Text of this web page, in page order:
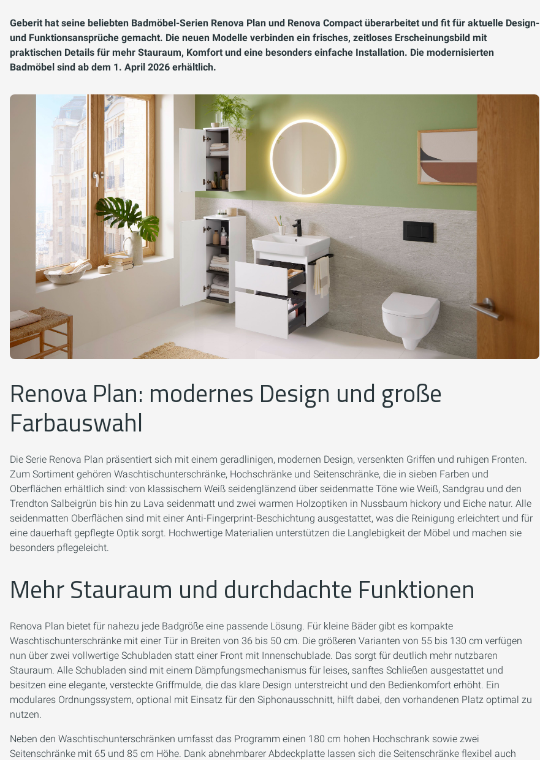
Geberit hat seine beliebten Badmöbel-Serien Renova Plan und Renova Compact überarbeitet und fit für aktuelle Design-
und Funktionsansprüche gemacht. Die neuen Modelle verbinden ein frisches, zeitloses Erscheinungsbild mit
praktischen Details für mehr Stauraum, Komfort und eine besonders einfache Installation. Die modernisierten
Badmöbel sind ab dem 1. April 2026 erhältlich.
Renova Plan: modernes Design und große
Farbauswahl
Die Serie Renova Plan präsentiert sich mit einem geradlinigen, modernen Design, versenkten Griffen und ruhigen Fronten.
Zum Sortiment gehören Waschtischunterschränke, Hochschränke und Seitenschränke, die in sieben Farben und
Oberflächen erhältlich sind: von klassischem Weiß seidenglänzend über seidenmatte Töne wie Weiß, Sandgrau und den
Trendton Salbeigrün bis hin zu Lava seidenmatt und zwei warmen Holzoptiken in Nussbaum hickory und Eiche natur. Alle
seidenmatten Oberflächen sind mit einer Anti-Fingerprint-Beschichtung ausgestattet, was die Reinigung erleichtert und für
eine dauerhaft gepflegte Optik sorgt. Hochwertige Materialien unterstützen die Langlebigkeit der Möbel und machen sie
besonders pflegeleicht.
Mehr Stauraum und durchdachte Funktionen
Renova Plan bietet für nahezu jede Badgröße eine passende Lösung. Für kleine Bäder gibt es kompakte
Waschtischunterschränke mit einer Tür in Breiten von 36 bis 50 cm. Die größeren Varianten von 55 bis 130 cm verfügen
nun über zwei vollwertige Schubladen statt einer Front mit Innenschublade. Das sorgt für deutlich mehr nutzbaren
Stauraum. Alle Schubladen sind mit einem Dämpfungsmechanismus für leises, sanftes Schließen ausgestattet und
besitzen eine elegante, versteckte Griffmulde, die das klare Design unterstreicht und den Bedienkomfort erhöht. Ein
modulares Ordnungssystem, optional mit Einsatz für den Siphonausschnitt, hilft dabei, den vorhandenen Platz optimal zu
nutzen.
Neben den Waschtischunterschränken umfasst das Programm einen 180 cm hohen Hochschrank sowie zwei
Seitenschränke mit 65 und 85 cm Höhe. Dank abnehmbarer Abdeckplatte lassen sich die Seitenschränke flexibel auch